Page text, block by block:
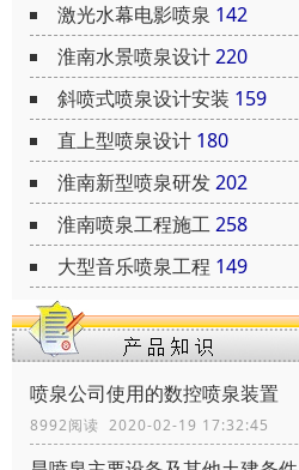
激光水幕电影喷泉 142
淮南水景喷泉设计220
斜喷式喷泉设计安装 159
直上型喷泉设计 180
淮南新型喷泉研发202
淮南喷泉工程施工258
大型音乐喷泉工程 149
喷泉公司使用的数控喷泉装置
8992阅读 2020-02-19 17:32:45